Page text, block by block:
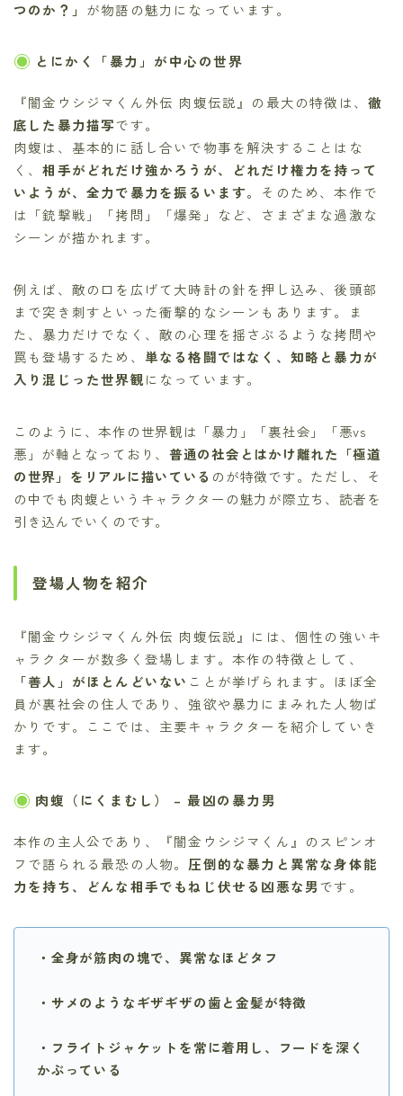
つのか？」 が物語の魅力になっています。
とにかく「暴力」が中心の世界
『闇金ウシジマくん外伝 肉蝮伝説』の最大の特徴は、徹
底した暴力描写です。
肉蝮は、基本的に話し合いで物事を解決することはな
く、相手がどれだけ強かろうが、どれだけ権力を持って
いようが、全力で暴力を振るいます。 そのため、本作で
は「銃撃戦」「拷問」「爆発」など、さまざまな過激な
シーンが描かれます。
例えば、敵の口を広げて大時計の針を押し込み、後頭部
まで突き刺すといった衝撃的なシーンもあります。ま
た、暴力だけでなく、敵の心理を揺さぶるような拷問や
罠も登場するため、 単なる格闘ではなく、知略と暴力が
入り混じった世界観になっています。
このように、本作の世界観は「暴力」「裏社会」「悪vs
悪」が軸となっており、 普通の社会とはかけ離れた「極道
の世界」をリアルに描いている のが特徴です。ただし、そ
の中でも肉蝮というキャラクターの魅力が際立ち、読者を
引き込んでいくのです。
登場人物を紹介
『闇金ウシジマくん外伝 肉蝮伝説』には、個性の強いキ
ャラクターが数多く登場します。本作の特徴として、
「善人」がほとんどいない ことが挙げられます。ほぼ全
員が裏社会の住人であり、強欲や暴力にまみれた人物ば
かりです。ここでは、主要キャラクターを紹介していき
ます。
肉蝮（にくまむし） – 最凶の暴力男
本作の主人公であり、『闇金ウシジマくん』のスピンオ
フで語られる最恐の人物。 圧倒的な暴力と異常な身体能
力を持ち、どんな相手でもねじ伏せる凶悪な男です。
・ 全身が筋肉の塊で、異常なほどタフ
・サメのようなギザギザの歯と金髪が特徴
・フライトジャケットを常に着用し、フードを深く
かぶっている